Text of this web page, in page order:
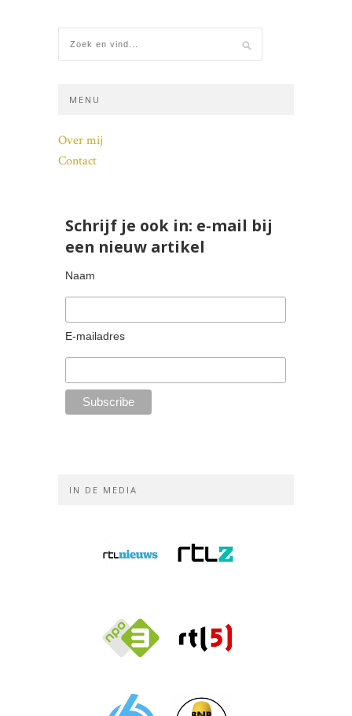
MENU
Over mij
Contact
Schrijf je ook in: e-mail bij
een nieuw artikel
Naam
E-mailadres
IN DE MEDIA